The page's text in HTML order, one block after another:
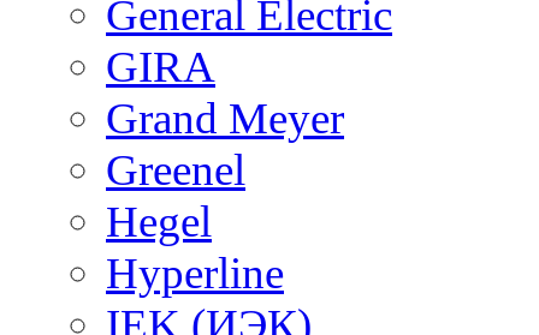
General Electric
GIRA
Grand Meyer
Greenel
Hegel
Hyperline
IEK (ИЭК)